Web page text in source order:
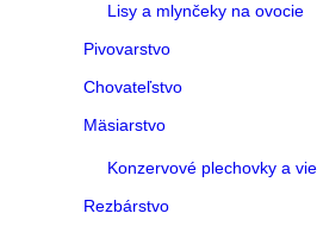
Lisy a mlynčeky na ovocie
Pivovarstvo
Chovateľstvo
Mäsiarstvo
Konzervové plechovky a
Rezbárstvo